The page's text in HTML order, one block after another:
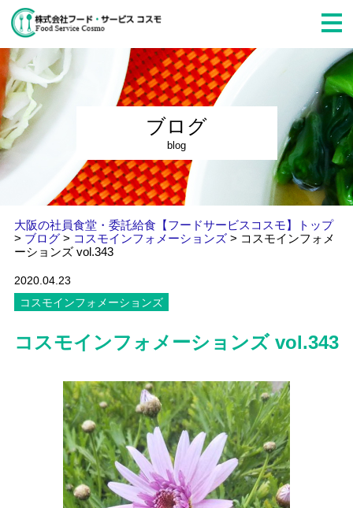
ブログ
blog
大阪の社員食堂・委託給食【フードサービスコスモ】トップ
> ブログ> コスモインフォメーションズ> コスモインフォメ
ーションズ vol.343
2020.04.23
コスモインフォメーションズ
コスモインフォメーションズ vol.343